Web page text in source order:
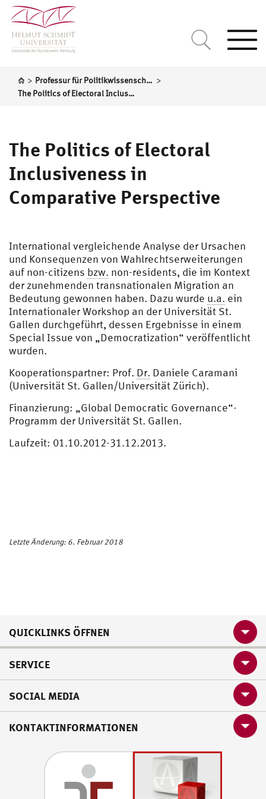
> Professur für Politikwissenschaft, insbesondere Vergleichende Regierungslehre >
The Politics of Electoral Inclusiveness in Comparative Perspective
The Politics of Electoral
Inclusiveness in
Comparative Perspective
International vergleichende Analyse der Ursachen
und Konsequenzen von Wahlrechtserweiterungen
auf non-citizens bzw. non-residents, die im Kontext
der zunehmenden transnationalen Migration an
Bedeutung gewonnen haben. Dazu wurde u.a. ein
Internationaler Workshop an der Universität St.
Gallen durchgeführt, dessen Ergebnisse in einem
Special Issue von „Democratization“ veröffentlicht
wurden.
Kooperationspartner: Prof. Dr. Daniele Caramani
(Universität St. Gallen/Universität Zürich).
Finanzierung: „Global Democratic Governance“-
Programm der Universität St. Gallen.
Laufzeit: 01.10.2012-31.12.2013.
Letzte Änderung: 6. Februar 2018
QUICKLINKS ÖFFNEN
SERVICE
SOCIAL MEDIA
KONTAKTINFORMATIONEN